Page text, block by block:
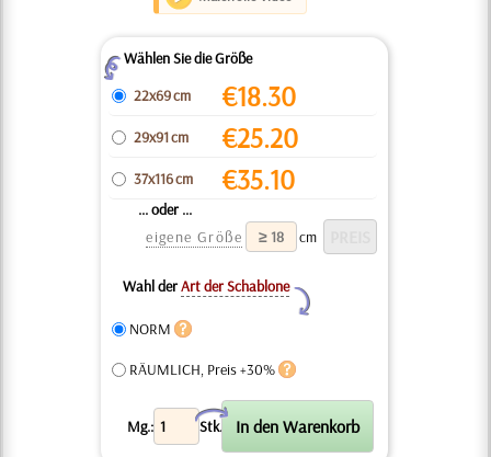
ZWählen Sie die Größe
22x69 cm
€18.30
29x91 cm €25.20
37x116 cm €35.10
... oder ...
eigene Größe
cm
Wahl derArt der Schablone
Y
NORM
RÄUMLICH, Preis +30%
Mg.: Stk.
X